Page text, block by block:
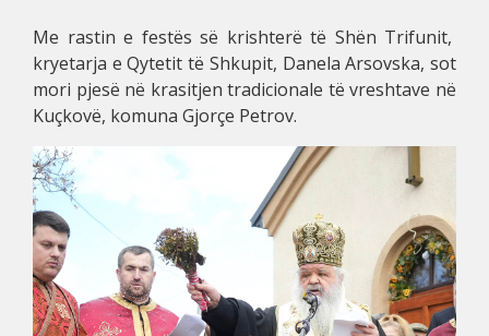
Me rastin e festës së krishterë të Shën Trifunit,
kryetarja e Qytetit të Shkupit, Danela Arsovska, sot
mori pjesë në krasitjen tradicionale të vreshtave në
Kuçkovë, komuna Gjorçe Petrov.